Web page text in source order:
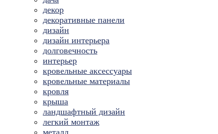
декор
декоративные панели
дизайн
дизайн интерьера
долговечность
интерьер
кровельные аксессуары
кровельные материалы
кровля
крыша
ландшафтный дизайн
легкий монтаж
металл